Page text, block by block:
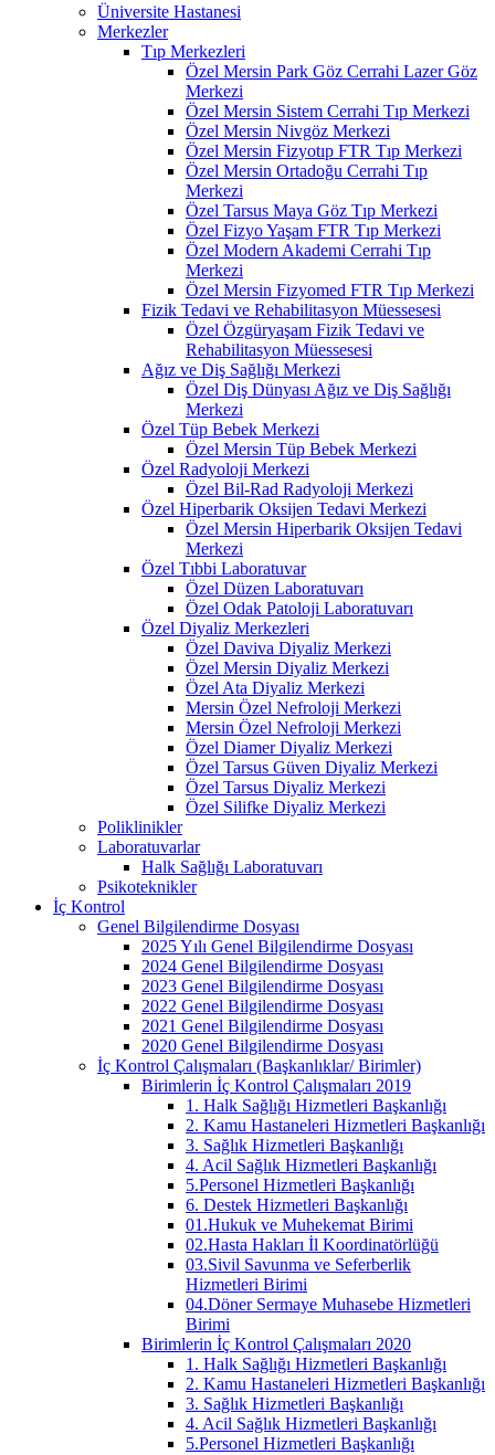
Üniversite Hastanesi
Merkezler
Tıp Merkezleri
Özel Mersin Park Göz Cerrahi Lazer Göz
Merkezi
Özel Mersin Sistem Cerrahi Tıp Merkezi
Özel Mersin Nivgöz Merkezi
Özel Mersin Fizyotıp FTR Tıp Merkezi
Özel Mersin Ortadoğu Cerrahi Tıp
Merkezi
Özel Tarsus Maya Göz Tıp Merkezi
Özel Fizyo Yaşam FTR Tıp Merkezi
Özel Modern Akademi Cerrahi Tıp
Merkezi
Özel Mersin Fizyomed FTR Tıp Merkezi
Fizik Tedavi ve Rehabilitasyon Müessesesi
Özel Özgüryaşam Fizik Tedavi ve
Rehabilitasyon Müessesesi
Ağız ve Diş Sağlığı Merkezi
Özel Diş Dünyası Ağız ve Diş Sağlığı
Merkezi
Özel Tüp Bebek Merkezi
Özel Mersin Tüp Bebek Merkezi
Özel Radyoloji Merkezi
Özel Bil-Rad Radyoloji Merkezi
Özel Hiperbarik Oksijen Tedavi Merkezi
Özel Mersin Hiperbarik Oksijen Tedavi
Merkezi
Özel Tıbbi Laboratuvar
Özel Düzen Laboratuvarı
Özel Odak Patoloji Laboratuvarı
Özel Diyaliz Merkezleri
Özel Daviva Diyaliz Merkezi
Özel Mersin Diyaliz Merkezi
Özel Ata Diyaliz Merkezi
Mersin Özel Nefroloji Merkezi
Mersin Özel Nefroloji Merkezi
Özel Diamer Diyaliz Merkezi
Özel Tarsus Güven Diyaliz Merkezi
Özel Tarsus Diyaliz Merkezi
Özel Silifke Diyaliz Merkezi
Poliklinikler
Laboratuvarlar
Halk Sağlığı Laboratuvarı
Psikoteknikler
İç Kontrol
Genel Bilgilendirme Dosyası
2025 Yılı Genel Bilgilendirme Dosyası
2024 Genel Bilgilendirme Dosyası
2023 Genel Bilgilendirme Dosyası
2022 Genel Bilgilendirme Dosyası
2021 Genel Bilgilendirme Dosyası
2020 Genel Bilgilendirme Dosyası
İç Kontrol Çalışmaları (Başkanlıklar/ Birimler)
Birimlerin İç Kontrol Çalışmaları 2019
1. Halk Sağlığı Hizmetleri Başkanlığı
2. Kamu Hastaneleri Hizmetleri Başkanlığı
3. Sağlık Hizmetleri Başkanlığı
4. Acil Sağlık Hizmetleri Başkanlığı
5.Personel Hizmetleri Başkanlığı
6. Destek Hizmetleri Başkanlığı
01.Hukuk ve Muhekemat Birimi
02.Hasta Hakları İl Koordinatörlüğü
03.Sivil Savunma ve Seferberlik
Hizmetleri Birimi
04.Döner Sermaye Muhasebe Hizmetleri
Birimi
Birimlerin İç Kontrol Çalışmaları 2020
1. Halk Sağlığı Hizmetleri Başkanlığı
2. Kamu Hastaneleri Hizmetleri Başkanlığı
3. Sağlık Hizmetleri Başkanlığı
4. Acil Sağlık Hizmetleri Başkanlığı
5.Personel Hizmetleri Başkanlığı